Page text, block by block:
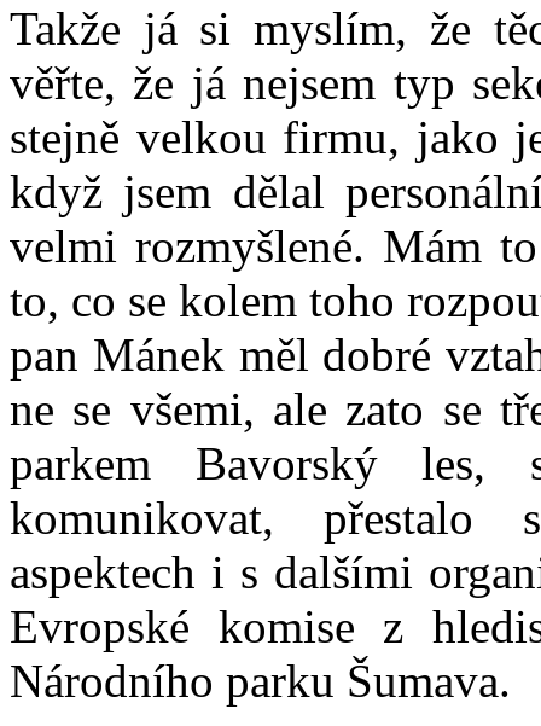
Takže já si myslím, že
věřte, že já nejsem typ
stejně velkou firmu, jako
když jsem dělal
velmi rozmyšlené. Mám
to, co se kolem toho
pan Mánek měl dobré
ne se všemi, ale zato se
parkem Bavorský les,
komunikovat, přestalo
aspektech i s dalšími
Evropské komise z
Národního parku Šumava.